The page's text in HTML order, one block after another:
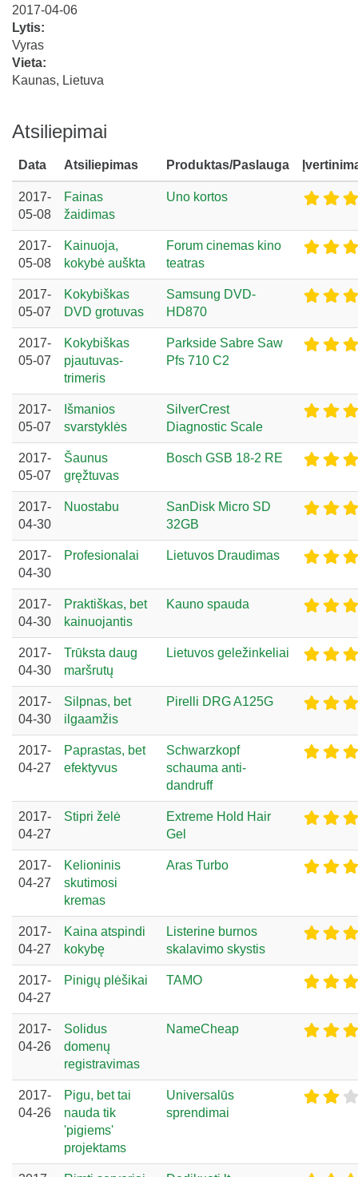
2017-04-06
Lytis:
Vyras
Vieta:
Kaunas, Lietuva
Atsiliepimai
Data Atsiliepimas Produktas/Paslauga
2017-
05-08
Fainas
žaidimas
Uno kortos
2017-
05-08
Kainuoja,
kokybė auškta
Forum cinemas kino
teatras
2017-
05-07
Kokybiškas
DVD grotuvas
Samsung DVD-
HD870
2017-
05-07
Kokybiškas
pjautuvas-
trimeris
Parkside Sabre Saw
Pfs 710 C2
2017-
05-07
Išmanios
svarstyklės
SilverCrest
Diagnostic Scale
2017-
05-07
Šaunus
gręžtuvas
Bosch GSB 18-2 RE
2017-
04-30
Nuostabu
SanDisk Micro SD
32GB
2017-
04-30
Profesionalai Lietuvos Draudimas
2017-
04-30
Praktiškas, bet
kainuojantis
Kauno spauda
2017-
04-30
Trūksta daug
maršrutų
Lietuvos geležinkeliai
2017-
04-30
Silpnas, bet
ilgaamžis
Pirelli DRG A125G
2017-
04-27
Paprastas, bet
efektyvus
Schwarzkopf
schauma anti-
dandruff
2017-
04-27
Stipri želė
Extreme Hold Hair
Gel
2017-
04-27
Kelioninis
skutimosi
kremas
Aras Turbo
2017-
04-27
Kaina atspindi
kokybę
Listerine burnos
skalavimo skystis
2017-
04-27
Pinigų plėšikai TAMO
2017-
04-26
Solidus
domenų
registravimas
NameCheap
2017-
04-26
Pigu, bet tai
nauda tik
'pigiems'
projektams
Universalūs
sprendimai